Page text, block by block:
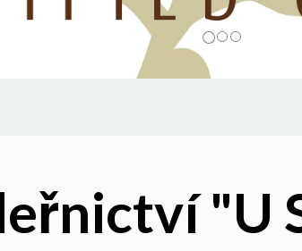
"U